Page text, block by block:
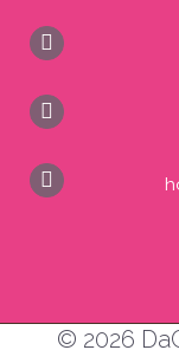
© 2026